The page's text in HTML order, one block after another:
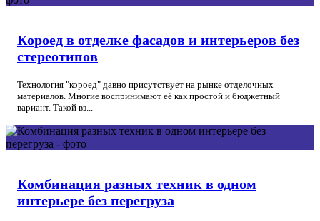
Короед в отделке фасадов и интерьеров без
стереотипов
Технология "короед" давно присутствует на рынке отделочных
материалов. Многие воспринимают её как простой и бюджетный
вариант. Такой вз...
Комбинация разных техник в одном
интерьере без перегруза